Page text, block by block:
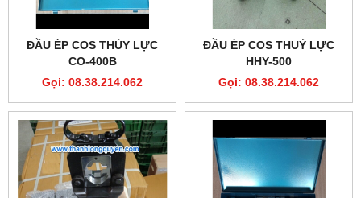
ĐẦU ÉP COS THỦY LỰC
CO-400B
Gọi: 08.38.214.062
ĐẦU ÉP COS THUỶ LỰC
HHY-500
Gọi: 08.38.214.062